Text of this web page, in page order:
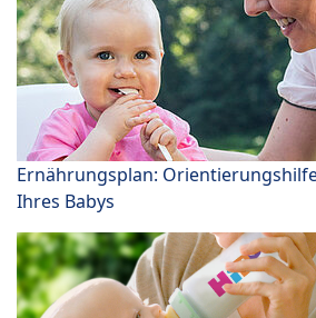
Ernährungsplan:
Ihres Babys